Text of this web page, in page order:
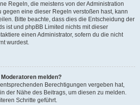
Regeln, die meistens von der Administration
gegen eine dieser Regeln verstoßen hast, kann
Bitte beachte, dass dies die Entscheidung der
ist und phpBB Limited nichts mit dieser
einen Administrator, sofern du die nicht
wurdest.
melden?
Berechtigungen vergeben hat,
der Nähe des Beitrags, um diesen zu melden.
Schritte geführt.